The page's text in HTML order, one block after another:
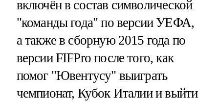
включён в состав символической
"команды года" по версии УЕФА,
а также в сборную 2015 года по
версии FIFPro после того, как
помог "Ювентусу" выиграть
чемпионат, Кубок Италии и выйти